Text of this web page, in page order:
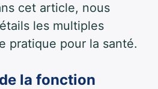
cet article, nous
les multiples
pratique pour la santé.
la fonction